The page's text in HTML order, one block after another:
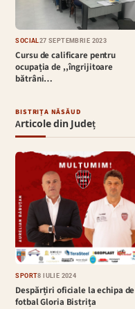
SOCIAL 27 SEPTEMBRIE 2023
Cursu de calificare pentru
ocupația de ,,îngrijitoare
bătrâni…
BISTRIȚA NĂSĂUD
Articole din Județ
SPORT8 IULIE 2024
Despărțiri oficiale la echipa de
fotbal Gloria Bistrița